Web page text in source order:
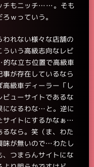
チもニッチ……。そも
ｗっていう。
れない様々な店舗の
ういう高級志向なレビ
な立ち位置で高級車
が存在しているなら
級車ディーラー「し
ューサイトであるな
になるわな…と。逆に
サイトにするかなぁ…
なら。笑（ま、わた
味が無いので…わたし
つまらんサイトにな